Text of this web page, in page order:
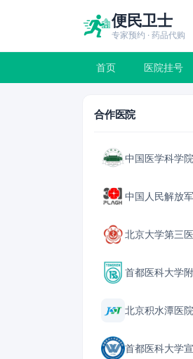
便民卫士
专家预约 · 药品代购
首页 医院挂号
合作医院
北京大学第三
北京积水潭医院
首都医科大学